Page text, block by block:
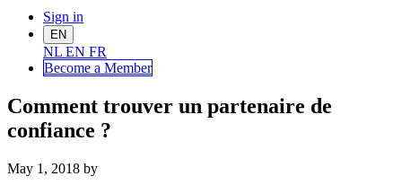
Sign in
EN
NL EN FR
Become a Member
Comment trouver un partenaire de
confiance ?
May 1, 2018 by